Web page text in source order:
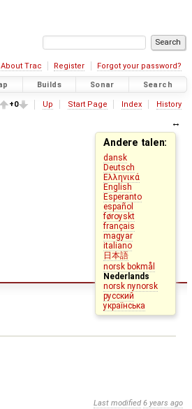
About Trac Register Forgot your password?
Builds Sonar Search
+0 Up Start Page Index History
Andere talen:
dansk
Deutsch
Ελληνικά
English
Esperanto
español
føroyskt
français
magyar
italiano
日本語
norsk bokmål
Nederlands
norsk nynorsk
русский
українська
Last modified 6 years ago